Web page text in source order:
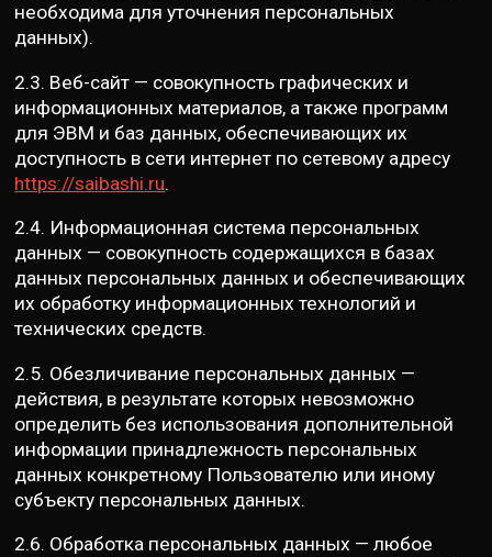
необходима для уточнения персональных
данных).
2.3. Веб-сайт — совокупность графических и
информационных материалов, а также программ
для ЭВМ и баз данных, обеспечивающих их
доступность в сети интернет по сетевому адресу
https://saibashi.ru.
2.4. Информационная система персональных
данных — совокупность содержащихся в базах
данных персональных данных и обеспечивающих
их обработку информационных технологий и
технических средств.
2.5. Обезличивание персональных данных —
действия, в результате которых невозможно
определить без использования дополнительной
информации принадлежность персональных
данных конкретному Пользователю или иному
субъекту персональных данных.
2.6. Обработка персональных данных — любое